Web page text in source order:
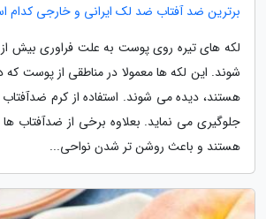
برترین ضد آفتاب ضد لک ایرانی و خارجی کدام
لکه های تیره روی پوست به علت فراوری بیش
شوند. این لکه ها معمولا در مناطقی از پوست
هستند، دیده می شوند. استفاده از کرم ضدآفتاب
جلوگیری می نماید. بعلاوه برخی از ضدآفتاب
هستند و باعث روشن تر شدن نواحی...